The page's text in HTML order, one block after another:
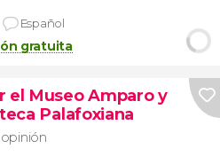
Español
gratuita
el Museo Amparo y
Palafoxiana
opinión